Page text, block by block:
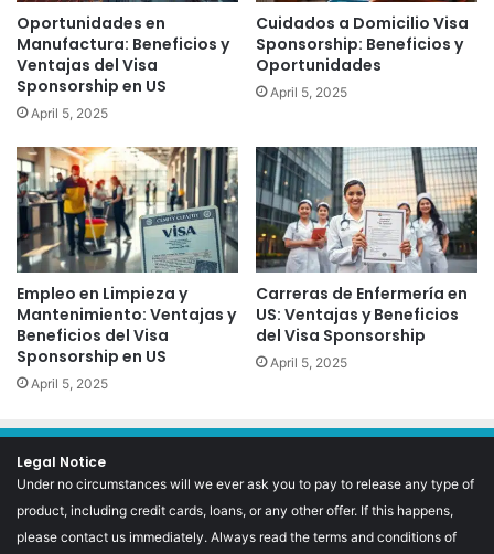
Oportunidades en
Manufactura: Beneficios y
Ventajas del Visa
Sponsorship en US
April 5, 2025
Cuidados a Domicilio Visa
Sponsorship: Beneficios y
Oportunidades
April 5, 2025
Empleo en Limpieza y
Mantenimiento: Ventajas y
Beneficios del Visa
Sponsorship en US
April 5, 2025
Carreras de Enfermería en
US: Ventajas y Beneficios
del Visa Sponsorship
April 5, 2025
Legal Notice
Under no circumstances will we ever ask you to pay to release any type of
product, including credit cards, loans, or any other offer. If this happens,
please contact us immediately. Always read the terms and conditions of